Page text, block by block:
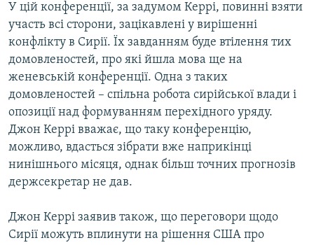
У цій конференції, за задумом Керрі, повинні взяти
участь всі сторони, зацікавлені у вирішенні
конфлікту в Сирії. Їх завданням буде втілення тих
домовленостей, про які йшла мова ще на
женевській конференції. Одна з таких
домовленостей – спільна робота сирійської влади і
опозиції над формуванням перехідного уряду.
Джон Керрі вважає, що таку конференцію,
можливо, вдасться зібрати вже наприкінці
нинішнього місяця, однак більш точних прогнозів
держсекретар не дав.
Джон Керрі заявив також, що переговори щодо
Сирії можуть вплинути на рішення США про